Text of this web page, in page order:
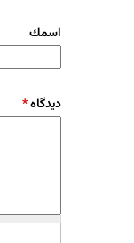
‏اسمك ‏
‏دیدگاه ‏*